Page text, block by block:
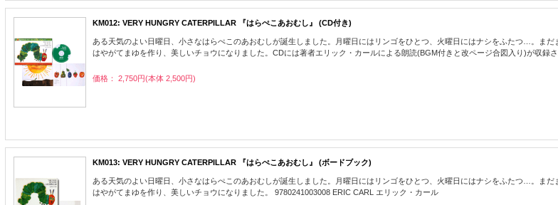
KM012: VERY HUNGRY CATERPILLAR 『はらぺこあおむし』 (CD付き)
ある天気のよい日曜日、小さなはらぺこのあおむしが誕生しました。月曜日にはリンゴをひとつ、火曜日にはナシをふたつ…。ま
はやがてまゆを作り、美しいチョウになりました。CDには著者エリック・カールによる朗読(BGM付きと改ページ合図入り)が収録
価格： 2,750円(本体 2,500円)
KM013: VERY HUNGRY CATERPILLAR 『はらぺこあおむし』 (ボードブック)
ある天気のよい日曜日、小さなはらぺこのあおむしが誕生しました。月曜日にはリンゴをひとつ、火曜日にはナシをふたつ…。ま
はやがてまゆを作り、美しいチョウになりました。 9780241003008 ERIC CARL エリック・カール